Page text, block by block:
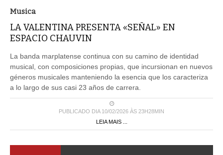
Musica
LA VALENTINA PRESENTA «SEÑAL» EN
ESPACIO CHAUVIN
La banda marplatense continua con su camino de identidad
musical, con composiciones propias, que incursionan en nuevos
géneros musicales manteniendo la esencia que los caracteriza
a lo largo de sus casi 23 años de carrera.
PUBLICADO DIA 10/02/2026 ÀS 23H28MIN
LEIA MAIS ...